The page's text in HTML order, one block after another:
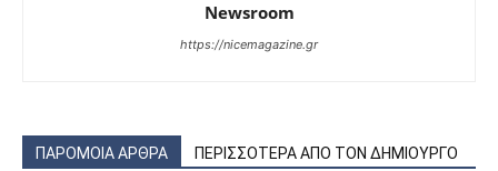
Newsroom
https://nicemagazine.gr
ΠΑΡΟΜΟΙΑ ΑΡΘΡΑ ΠΕΡΙΣΣΟΤΕΡΑ ΑΠΟ ΤΟΝ ΔΗΜΙΟΥΡΓΟ